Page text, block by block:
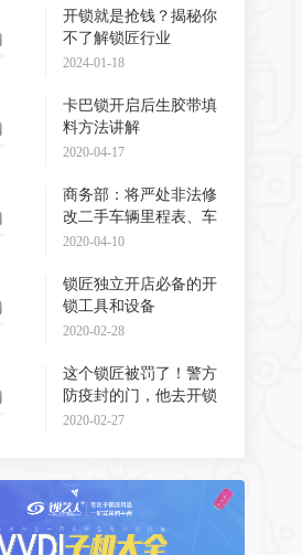
开锁就是抢钱？揭秘你
不了解锁匠行业
2024-01-18
卡巴锁开启后生胶带填
料方法讲解
2020-04-17
商务部：将严处非法修
改二手车辆里程表、车
辆识别代码和发动
2020-04-10
锁匠独立开店必备的开
锁工具和设备
2020-02-28
这个锁匠被罚了！警方
防疫封的门，他去开锁
了！
2020-02-27